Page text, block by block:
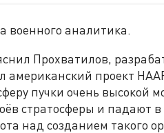
военного аналитика.
Прохватилов,
проект
пучки очень высокой
стратосферы и падают
над созданием такого